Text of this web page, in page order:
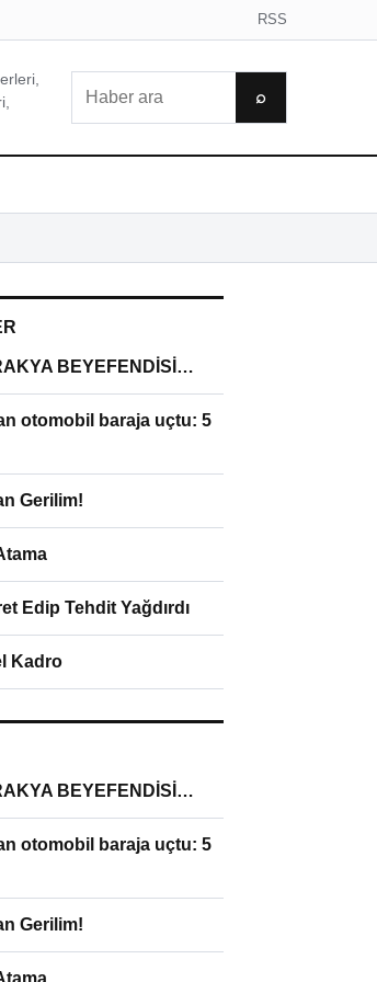
RSS
⌕
BEYEFENDİSİ…
otomobil baraja uçtu: 5
Gerilim!
Edip Tehdit Yağdırdı
Kadro
BEYEFENDİSİ…
otomobil baraja uçtu: 5
Gerilim!